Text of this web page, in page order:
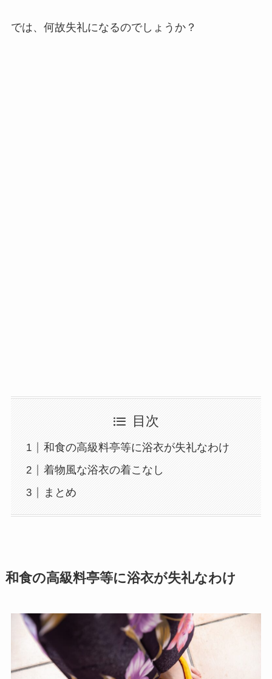
では、何故失礼になるのでしょうか？
目次
和食の高級料亭等に浴衣が失礼なわけ
着物風な浴衣の着こなし
まとめ
和食の高級料亭等に浴衣が失礼なわけ